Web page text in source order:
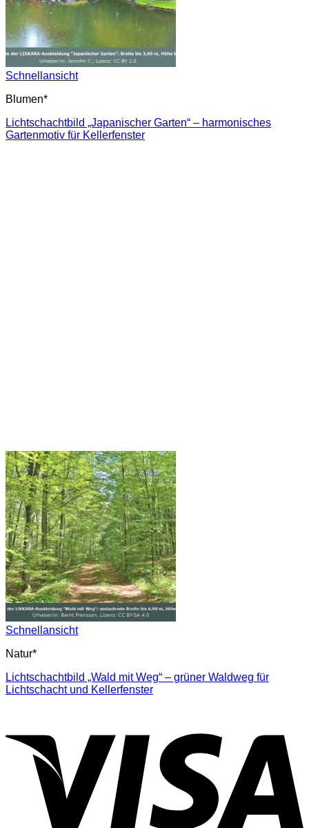
Schnellansicht
Blumen*
Lichtschachtbild „Japanischer Garten“ – harmonisches
Gartenmotiv für Kellerfenster
Schnellansicht
Natur*
Lichtschachtbild „Wald mit Weg“ – grüner Waldweg für
Lichtschacht und Kellerfenster